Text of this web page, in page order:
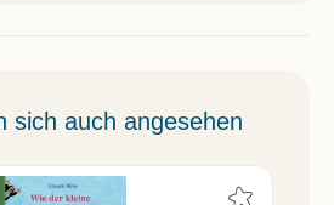
sich auch angesehen